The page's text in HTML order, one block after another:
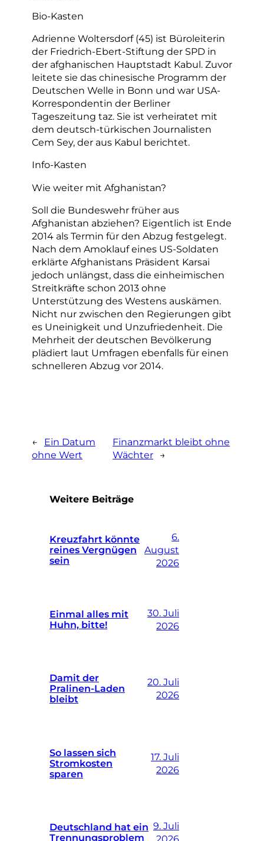
Bio-Kasten
Adrienne Woltersdorf (45) ist Büroleiterin
der Friedrich-Ebert-Stiftung der SPD in
der afghanischen Hauptstadt Kabul. Zuvor
leitete sie das chinesische Programm der
Deutschen Welle in Bonn und war USA-
Korrespondentin der Berliner
Tageszeitung taz. Sie ist verheiratet mit
dem deutsch-türkischen Journalisten
Cem Sey, der aus Kabul berichtet.
Info-Kasten
Wie weiter mit Afghanistan?
Soll die Bundeswehr früher aus
Afghanistan abziehen? Eigentlich ist Ende
2014 als Termin für den Abzug festgelegt.
Nach dem Amoklauf eines US-Soldaten
erklärte Afghanistans Präsident Karsai
jedoch unlängst, dass die einheimischen
Streitkräfte schon 2013 ohne
Unterstützung des Westens auskämen.
Nicht nur zwischen den Regierungen gibt
es Uneinigkeit und Unzufriedenheit. Die
Mehrheit der deutschen Bevölkerung
plädiert laut Umfragen ebenfalls für einen
schnelleren Abzug vor 2014.
←
Ein Datum
ohne Wert
Finanzmarkt bleibt ohne
Wächter →
Weitere Beiträge
Kreuzfahrt könnte
reines Vergnügen
sein
6.
August
2026
Einmal alles mit
Huhn, bitte!
30. Juli
2026
Damit der
Pralinen-Laden
bleibt
20. Juli
2026
So lassen sich
Stromkosten
sparen
17. Juli
2026
Deutschland hat ein
Trennungsproblem
9. Juli